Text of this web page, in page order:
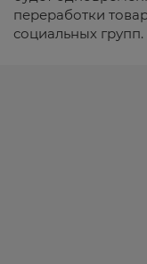
переработки
социальных групп.